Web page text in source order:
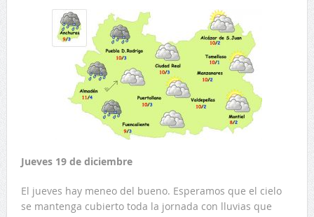
Jueves 19 de diciembre
El jueves hay meneo del bueno. Esperamos que el cielo
se mantenga cubierto toda la jornada con lluvias que